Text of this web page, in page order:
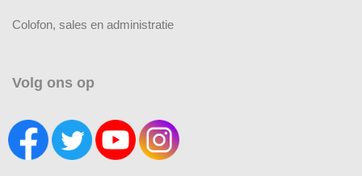
Colofon, sales en administratie
Volg ons op